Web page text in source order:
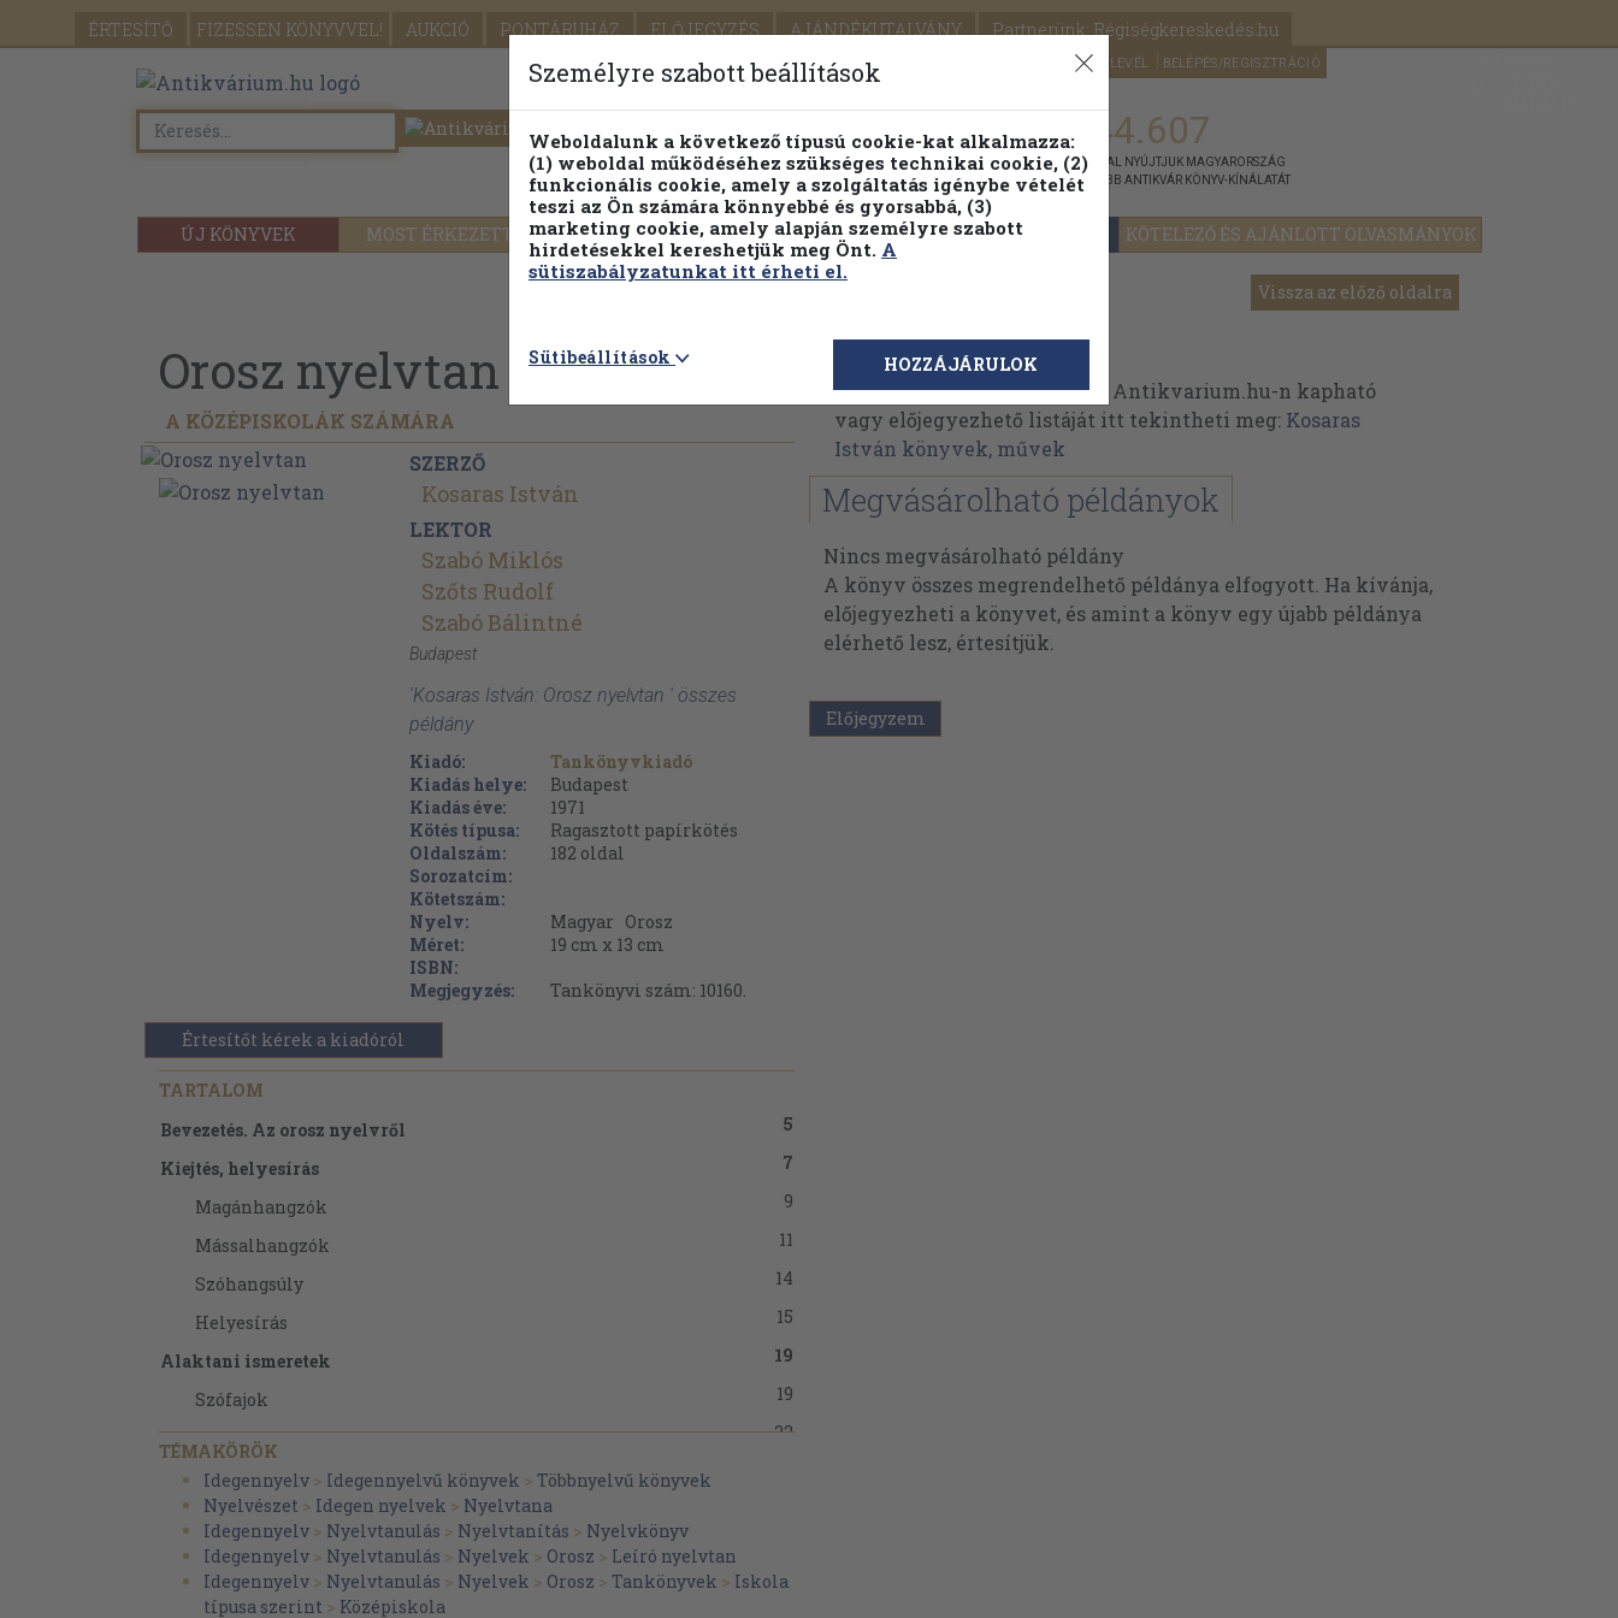
ÉRTESÍTŐ FIZESSEN KÖNYVVEL! AUKCIÓ PONTÁRUHÁZ ELŐJEGYZÉS AJÁNDÉKUTALVÁNY Partnerünk: Régiségkereskedés.hu
SEGÍTSÉG HÍRLEVÉL BELÉPÉS/REGISZTRÁCIÓ
ÚJ KÖNYVEK MOST ÉRKEZETT PILLANATNYI ÁRAINK FENNTARTHATÓ OLVASMÁNYOK KÖTELEZŐ ÉS AJÁNLOTT OLVASMÁNYOK
Részletes kereső Témaköri fa 1.144.607
KIADVÁNNYAL NYÚJTJUK MAGYARORSZÁG
LEGNAGYOBB ANTIKVÁR KÖNYV-KÍNÁLATÁT
Vissza az előző oldalra
Orosz nyelvtan
A KÖZÉPISKOLÁK SZÁMÁRA
SZERZŐ
Kosaras István
LEKTOR
Szabó Miklós
Szőts Rudolf
Szabó Bálintné
Budapest
'Kosaras István: Orosz nyelvtan ' összes
példány
Kiadó:
Tankönyvkiadó
Kiadás helye:
Budapest
Kiadás éve:
1971
Kötés típusa:
Ragasztott papírkötés
Oldalszám:
182 oldal
Sorozatcím:
Kötetszám:
Nyelv:
Magyar Orosz
Méret:
19 cm x 13 cm
ISBN:
Megjegyzés:
Tankönyvi szám: 10160.
Értesítőt kérek a kiadóról
TARTALOM
Bevezetés. Az orosz nyelvről
5
Kiejtés, helyesírás
7
Magánhangzók
9
Mássalhangzók
11
Szóhangsúly
14
Helyesírás
15
Alaktani ismeretek
19
Szófajok
19
A főnév
22
A melléknév
A számnév
A névmás
Az ige
84
TÉMAKÖRÖK
Idegennyelv > Idegennyelvű könyvek > Többnyelvű könyvek
Nyelvészet > Idegen nyelvek > Nyelvtana
Idegennyelv > Nyelvtanulás > Nyelvtanítás > Nyelvkönyv
Idegennyelv > Nyelvtanulás > Nyelvek > Orosz > Leíró nyelvtan
Idegennyelv > Nyelvtanulás > Nyelvek > Orosz > Tankönyvek > Iskola
típusa szerint > Középiskola
Kosaras István
Kosaras István műveinek az Antikvarium.hu-n kapható
vagy előjegyezhető listáját itt tekintheti meg: Kosaras
István könyvek, művek
Megvásárolható példányok
Nincs megvásárolható példány
A könyv összes megrendelhető példánya elfogyott. Ha kívánja,
előjegyezheti a könyvet, és amint a könyv egy újabb példánya
elérhető lesz, értesítjük.
Előjegyzem
Személyre szabott beállítások
Weboldalunk a következő típusú cookie-kat alkalmazza:
(1) weboldal működéséhez szükséges technikai cookie, (2)
funkcionális cookie, amely a szolgáltatás igénybe vételét
teszi az Ön számára könnyebbé és gyorsabbá, (3)
marketing cookie, amely alapján személyre szabott
hirdetésekkel kereshetjük meg Önt. A
sütiszabályzatunkat itt érheti el.
Sütibeállítások HOZZÁJÁRULOK